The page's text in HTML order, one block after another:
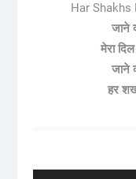
Har Shakhs
जाने
मेरा
जाने
हर